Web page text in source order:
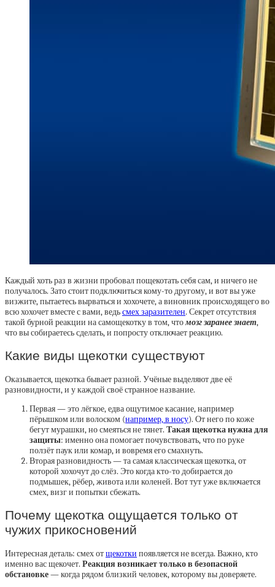
Каждый хоть раз в жизни пробовал пощекотать себя сам, и ничего не
получалось. Зато стоит подключиться кому-то другому, и вот вы уже
визжите, пытаетесь вырваться и хохочете, а виновник происходящего во
всю хохочет вместе с вами, ведьсмех заразителен. Секрет отсутствия
такой бурной реакции на самощекотку в том, чтомозг заранее знает,
что вы собираетесь сделать, и попросту отключает реакцию.
Какие виды щекотки существуют
Оказывается, щекотка бывает разной. Учёные выделяют две её
разновидности, и у каждой своё странное название.
Первая — это лёгкое, едва ощутимое касание, например
пёрышком или волоском (например, в носу). От него по коже
бегут мурашки, но смеяться не тянет. Такая щекотка нужна для
защиты: именно она помогает почувствовать, что по руке
ползёт паук или комар, и вовремя его смахнуть.
Вторая разновидность — та самая классическая щекотка, от
которой хохочут до слёз. Это когда кто-то добирается до
подмышек, рёбер, живота или коленей. Вот тут уже включается
смех, визг и попытки сбежать.
Почему щекотка ощущается только от
чужих прикосновений
Интересная деталь: смех отщекотки появляется не всегда. Важно, кто
именно вас щекочет. Реакция возникает только в безопасной
обстановке— когда рядом близкий человек, которому вы доверяете.